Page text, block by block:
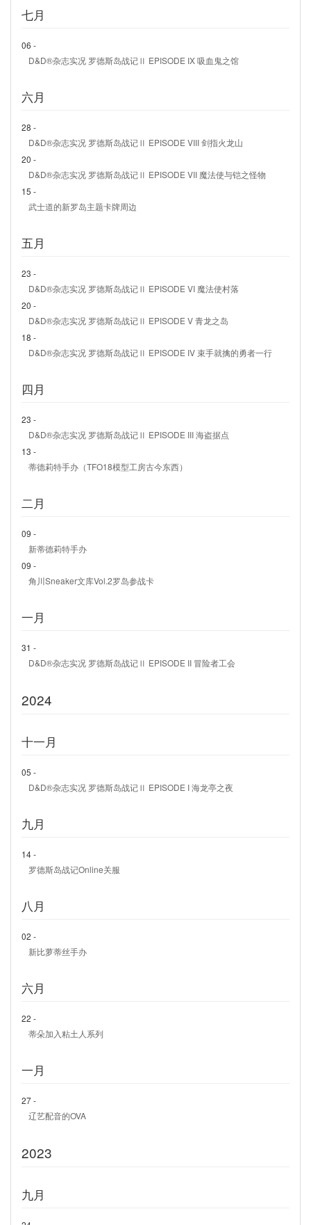
七月
06 -
D&D®杂志实况 罗德斯岛战记Ⅱ EPISODE IX 吸血鬼之馆
六月
28 -
D&D®杂志实况 罗德斯岛战记Ⅱ EPISODE VIII 剑指火龙山
20 -
D&D®杂志实况 罗德斯岛战记Ⅱ EPISODE VII 魔法使与铠之怪物
15 -
武士道的新罗岛主题卡牌周边
五月
23 -
D&D®杂志实况 罗德斯岛战记Ⅱ EPISODE VI 魔法使村落
20 -
D&D®杂志实况 罗德斯岛战记Ⅱ EPISODE V 青龙之岛
18 -
D&D®杂志实况 罗德斯岛战记Ⅱ EPISODE IV 束手就擒的勇者一行
四月
23 -
D&D®杂志实况 罗德斯岛战记Ⅱ EPISODE III 海盗据点
13 -
蒂德莉特手办（TFO18模型工房古今东西）
二月
09 -
新蒂德莉特手办
09 -
角川Sneaker文库Vol.2罗岛参战卡
一月
31 -
D&D®杂志实况 罗德斯岛战记Ⅱ EPISODE II 冒险者工会
2024
十一月
05 -
D&D®杂志实况 罗德斯岛战记Ⅱ EPISODE I 海龙亭之夜
九月
14 -
罗德斯岛战记Online关服
八月
02 -
新比萝蒂丝手办
六月
22 -
蒂朵加入粘土人系列
一月
27 -
辽艺配音的OVA
2023
九月